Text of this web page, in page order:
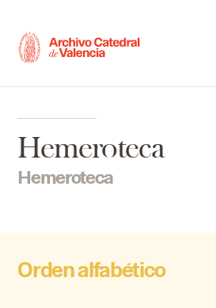
Hemeroteca
Hemeroteca
Orden alfabético